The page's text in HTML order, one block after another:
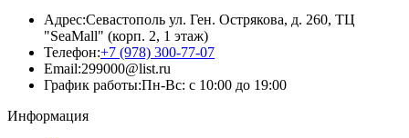
Адрес:Севастополь ул. Ген. Острякова, д. 260, ТЦ
"SeaMall" (корп. 2, 1 этаж)
Телефон:+7 (978) 300-77-07
Email:299000@list.ru
График работы:Пн-Вс: с 10:00 до 19:00
Информация